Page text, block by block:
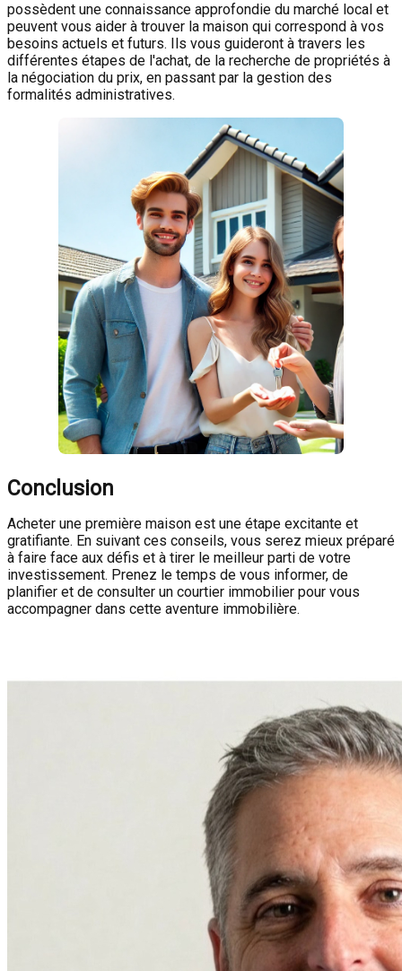
possèdent une connaissance approfondie du marché local et
peuvent vous aider à trouver la maison qui correspond à vos
besoins actuels et futurs. Ils vous guideront à travers les
différentes étapes de l'achat, de la recherche de propriétés à
la négociation du prix, en passant par la gestion des
formalités administratives.
Conclusion
Acheter une première maison est une étape excitante et
gratifiante. En suivant ces conseils, vous serez mieux préparé
à faire face aux défis et à tirer le meilleur parti de votre
investissement. Prenez le temps de vous informer, de
planifier et de consulter un courtier immobilier pour vous
accompagner dans cette aventure immobilière.